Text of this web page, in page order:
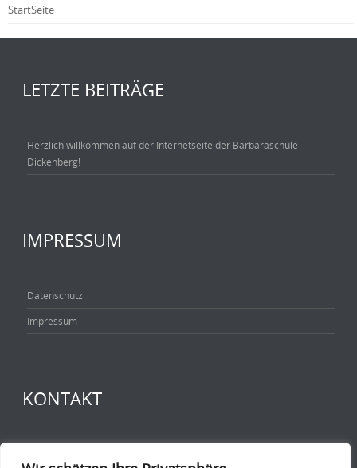
StartSeite
LETZTE BEITRÄGE
Herzlich willkommen auf der Internetseite der Barbaraschule
Dickenberg!
IMPRESSUM
Datenschutz
Impressum
KONTAKT